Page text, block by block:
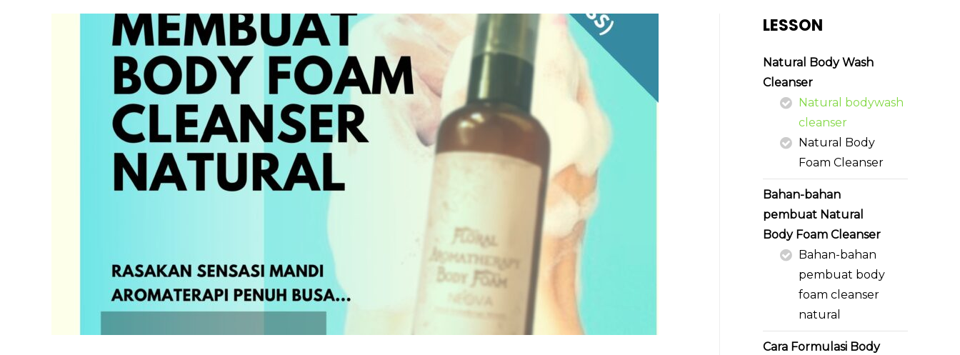
LESSON
Natural Body Wash
Cleanser
Natural bodywash
cleanser
Natural Body
Foam Cleanser
Bahan-bahan
pembuat Natural
Body Foam Cleanser
Bahan-bahan
pembuat body
foam cleanser
natural
Cara Formulasi Body